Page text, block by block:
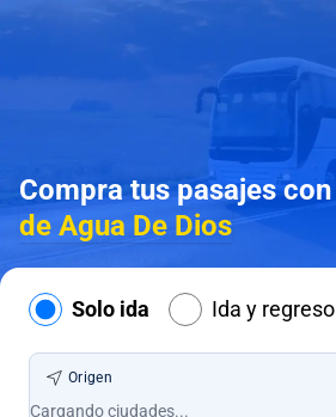
Compra tus pasajes con
de Agua De Dios
Solo ida Ida y regreso
Origen